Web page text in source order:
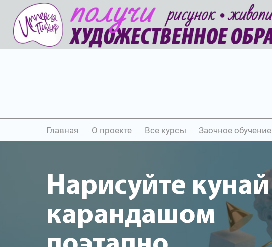
Главная О проекте Все курсы Заочное обучение
Нарисуйте кунай
карандашом